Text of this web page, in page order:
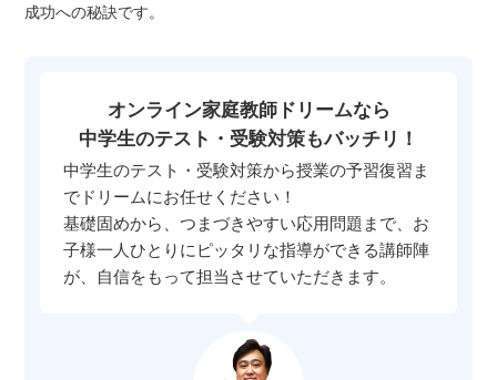
成功への秘訣です。
オンライン家庭教師ドリームなら
中学生のテスト・受験対策もバッチリ！
中学生のテスト・受験対策から授業の予習復習ま
でドリームにお任せください！
基礎固めから、つまづきやすい応用問題まで、お
子様一人ひとりにピッタリな指導ができる講師陣
が、自信をもって担当させていただきます。